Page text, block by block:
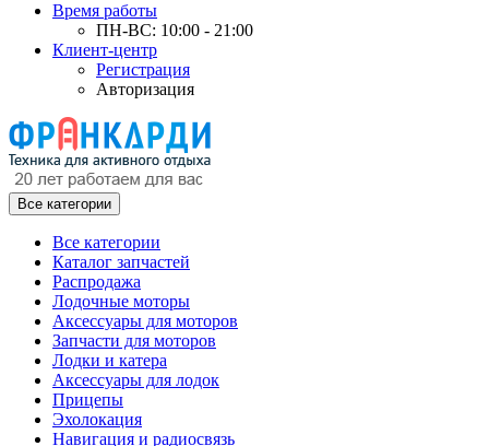
Время работы
ПН-ВС: 10:00 - 21:00
Клиент-центр
Регистрация
Авторизация
Все категории
Все категории
Каталог запчастей
Распродажа
Лодочные моторы
Аксессуары для моторов
Запчасти для моторов
Лодки и катера
Аксессуары для лодок
Прицепы
Эхолокация
Навигация и радиосвязь